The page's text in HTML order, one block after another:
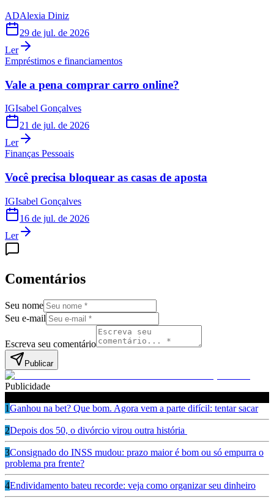
ADAlexia Diniz
29 de jul. de 2026
Ler
Empréstimos e financiamentos
Vale a pena comprar carro online?
IGIsabel Gonçalves
21 de jul. de 2026
Ler
Finanças Pessoais
Você precisa bloquear as casas de aposta
IGIsabel Gonçalves
16 de jul. de 2026
Ler
Comentários
Seu nome
Seu e-mail
Escreva seu comentário
Publicar
Publicidade
1Ganhou na bet? Que bom. Agora vem a parte difícil: tentar sacar
2Depois dos 50, o divórcio virou outra história
3Consignado do INSS mudou: prazo maior é bom ou só empurra o
problema pra frente?
4Endividamento bateu recorde: veja como organizar seu dinheiro